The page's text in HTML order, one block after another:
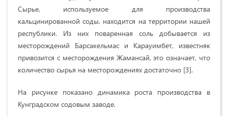
Сырье, используемое для производства
кальцинированной соды, находится на территории нашей
республики. Из них поваренная соль добывается из
месторождений Барсакельмас и Карауимбет, известняк
привозится с месторождения Жамансай, это означает, что
количество сырья на месторождениях достаточно [3].
На рисунке показано динамика роста производства в
Кунградском содовым заводе.